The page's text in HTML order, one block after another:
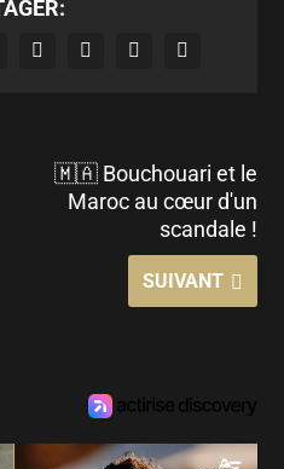
🇲🇦 Bouchouari et le
Maroc au cœur d'un
scandale !
SUIVANT